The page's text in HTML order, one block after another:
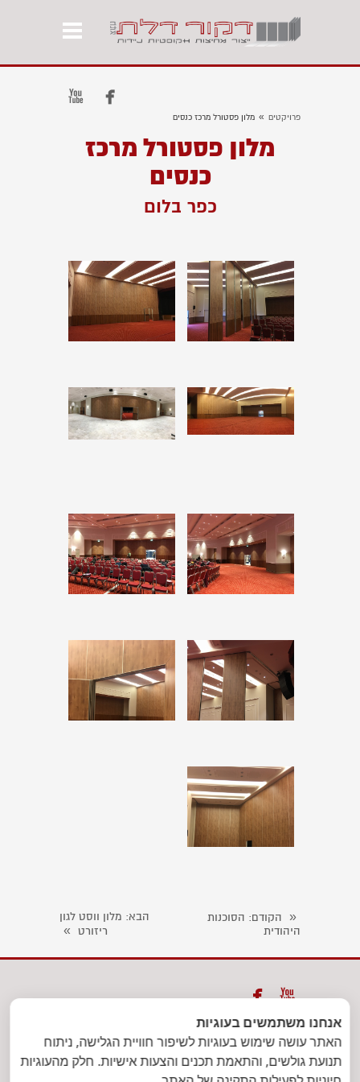


פרויקטים » מלון פסטורל מרכז כנסים
מלון פסטורל מרכז
כנסים
כפר בלום
« הקודם: הסוכנות
היהודית
הבא: מלון ווסט לגון
ריזורט »

ת.ד. 39833 תל אביב יפו מיקוד
6139702
| טלפון: 03-7301471 | פקס:
אנחנו משתמשים בעוגיות
האתר עושה שימוש בעוגיות לשיפור חוויית הגלישה, ניתוח
תנועת גולשים, והתאמת תכנים והצעות אישיות. חלק מהעוגיות